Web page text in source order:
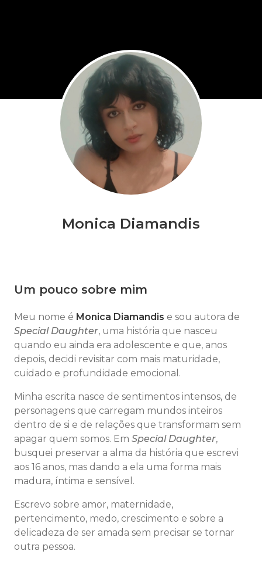
Monica Diamandis
Um pouco sobre mim
Meu nome é Monica Diamandis e sou autora de
Special Daughter, uma história que nasceu
quando eu ainda era adolescente e que, anos
depois, decidi revisitar com mais maturidade,
cuidado e profundidade emocional.
Minha escrita nasce de sentimentos intensos, de
personagens que carregam mundos inteiros
dentro de si e de relações que transformam sem
apagar quem somos. Em Special Daughter,
busquei preservar a alma da história que escrevi
aos 16 anos, mas dando a ela uma forma mais
madura, íntima e sensível.
Escrevo sobre amor, maternidade,
pertencimento, medo, crescimento e sobre a
delicadeza de ser amada sem precisar se tornar
outra pessoa.